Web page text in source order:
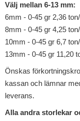
Välj mellan 6-13 mm:
6mm - 0-45 gr 2,36
8mm - 0-45 gr 4,25
10mm - 0-45 gr 6,7
13mm - 0-45 gr 11,20
Önskas
kassan och lämnar
leverans.
Alla andra storlekar